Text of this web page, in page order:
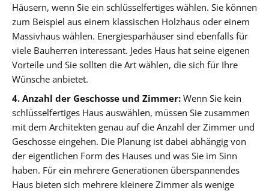
Häusern, wenn Sie ein schlüsselfertiges wählen. Sie können
zum Beispiel aus einem klassischen Holzhaus oder einem
Massivhaus wählen. Energiesparhäuser sind ebenfalls für
viele Bauherren interessant. Jedes Haus hat seine eigenen
Vorteile und Sie sollten die Art wählen, die sich für Ihre
Wünsche anbietet.
4. Anzahl der Geschosse und Zimmer: Wenn Sie kein
schlüsselfertiges Haus auswählen, müssen Sie zusammen
mit dem Architekten genau auf die Anzahl der Zimmer und
Geschosse eingehen. Die Planung ist dabei abhängig von
der eigentlichen Form des Hauses und was Sie im Sinn
haben. Für ein mehrere Generationen überspannendes
Haus bieten sich mehrere kleinere Zimmer als wenige